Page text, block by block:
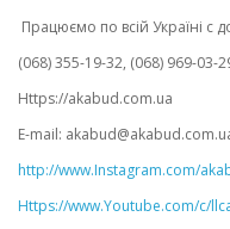
Працюємо по всій Україні
(068) 355-19-32, (068) 969-03-
Https://akabud.com.ua
E-mail:
http://www.Instagram.com/
Https://www.Youtube.com/c/